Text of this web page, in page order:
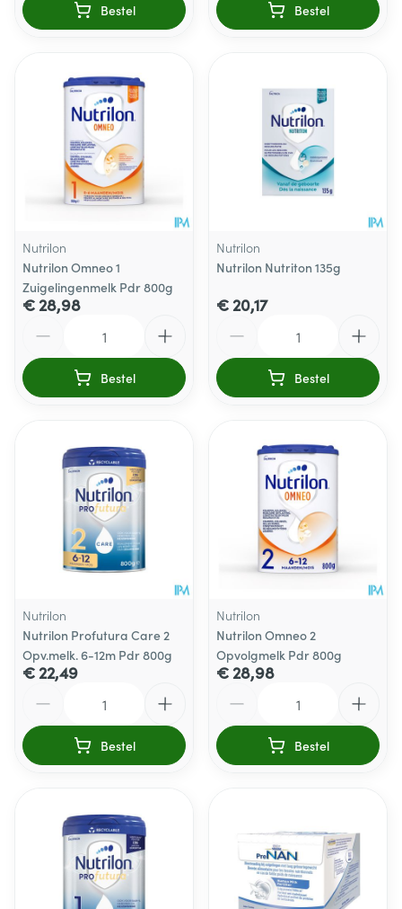
Bestel Bestel
Nutrilon
Nutrilon Omneo 1
Zuigelingenmelk Pdr 800g
€ 28,98
Bestel
Nutrilon
Nutrilon Nutriton 135g
€ 20,17
Bestel
Nutrilon
Nutrilon Profutura Care 2
Opv.melk. 6-12m Pdr 800g
€ 22,49
Bestel
Nutrilon
Nutrilon Omneo 2
Opvolgmelk Pdr 800g
€ 28,98
Bestel